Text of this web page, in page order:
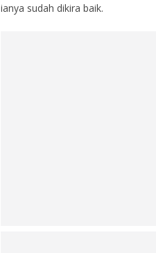
ianya sudah dikira baik.